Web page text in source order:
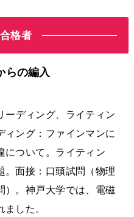
格者
らの編入
ーディング、ライティン
ィング：ファインマンに
について。ライティン
。面接：口頭試問（物理
）。神戸大学では、電磁
した。